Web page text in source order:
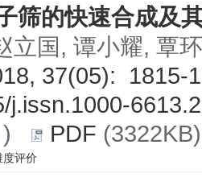
筛的快速合成及
立国, 谭小耀, 覃
37(05): 1815-
j.issn.1000-
) PDF
度评价